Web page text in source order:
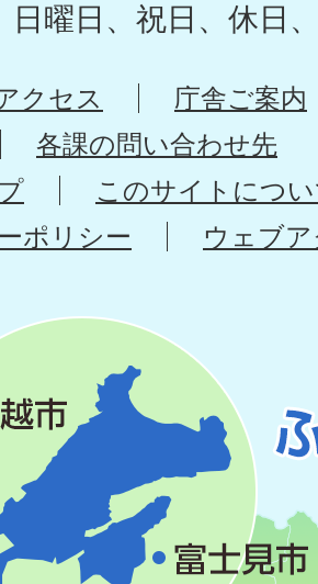
日曜日、祝日、休日
クセス
庁舎ご案内
各課の問い合わせ先
このサイトにつ
ポリシー
ウェブ